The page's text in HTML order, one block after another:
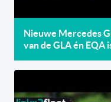
Nieuwe Mercedes
van de GLA én EQA